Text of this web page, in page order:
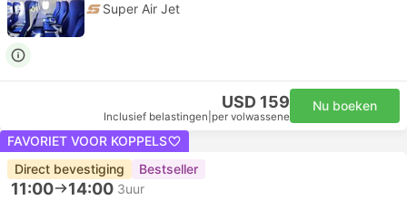
Super Air Jet
USD 159
Inclusief belastingen per volwassene
Nu boeken
FAVORIET VOOR KOPPELS
Direct bevestiging
Bestseller
11:00 14:00 3uur